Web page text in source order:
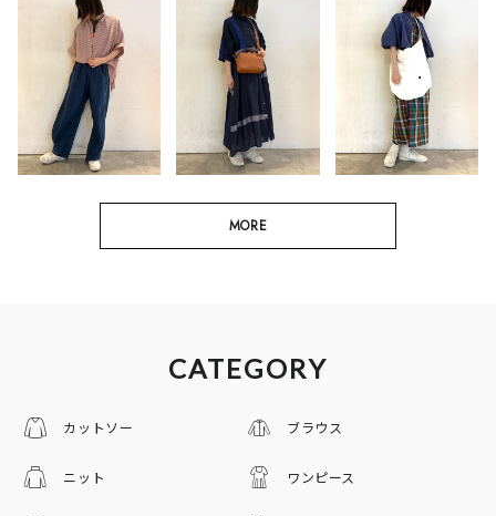
MORE
CATEGORY
カットソー ブラウス
ニット ワンピース